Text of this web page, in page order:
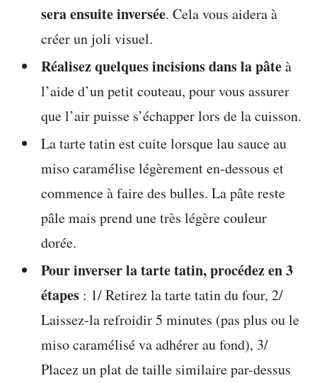
sera ensuite inversée. Cela vous aidera à
créer un joli visuel.
Réalisez quelques incisions dans la pâteà
l’aide d’un petit couteau, pour vous assurer
que l’air puisse s’échapper lors de la cuisson.
La tarte tatin est cuite lorsque lau sauce au
miso caramélise légèrement en-dessous et
commence à faire des bulles. La pâte reste
pâle mais prend une très légère couleur
dorée.
Pour inverser la tarte tatin, procédez en 3
étapes : 1/ Retirez la tarte tatin du four, 2/
Laissez-la refroidir 5 minutes (pas plus ou le
miso caramélisé va adhérer au fond), 3/
Placez un plat de taille similaire par-dessus